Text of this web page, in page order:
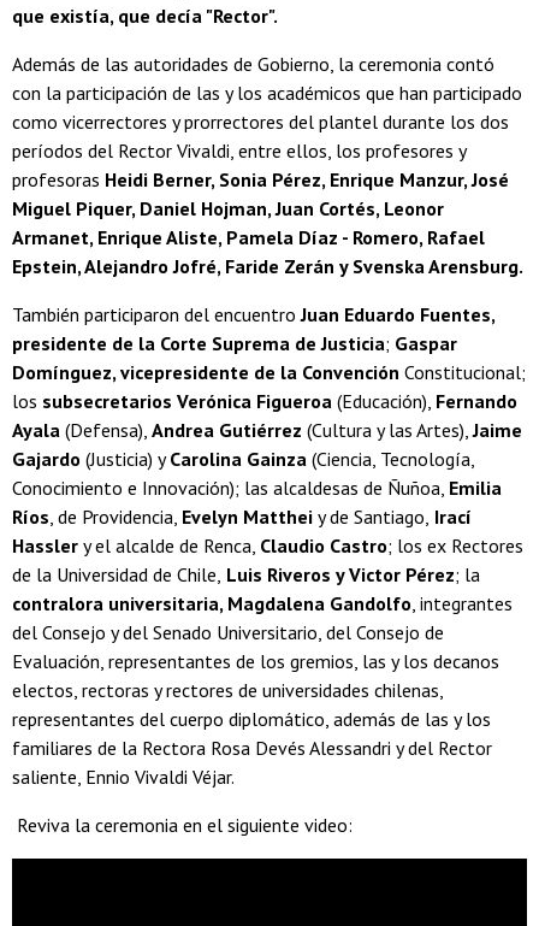
que existía, que decía "Rector".
Además de las autoridades de Gobierno, la ceremonia contó
con la participación de las y los académicos que han participado
como vicerrectores y prorrectores del plantel durante los dos
períodos del Rector Vivaldi, entre ellos, los profesores y
profesoras Heidi Berner, Sonia Pérez, Enrique Manzur, José
Miguel Piquer, Daniel Hojman, Juan Cortés, Leonor
Armanet, Enrique Aliste, Pamela Díaz - Romero, Rafael
Epstein, Alejandro Jofré, Faride Zerán y Svenska Arensburg.
También participaron del encuentroJuan Eduardo Fuentes,
presidente de la Corte Suprema de Justicia; Gaspar
Domínguez, vicepresidente de la Convención Constitucional;
los subsecretarios Verónica Figueroa (Educación), Fernando
Ayala (Defensa), Andrea Gutiérrez (Cultura y las Artes),Jaime
Gajardo (Justicia) yCarolina Gainza (Ciencia, Tecnología,
Conocimiento e Innovación); las alcaldesas de Ñuñoa, Emilia
Ríos , de Providencia, Evelyn Matthei y de Santiago, Irací
Hassler y el alcalde de Renca, Claudio Castro; los ex Rectores
de la Universidad de Chile, Luis Riveros y Victor Pérez; la
contralora universitaria, Magdalena Gandolfo , integrantes
del Consejo y del Senado Universitario, del Consejo de
Evaluación, representantes de los gremios, las y los decanos
electos, rectoras y rectores de universidades chilenas,
representantes del cuerpo diplomático, además de las y los
familiares de la Rectora Rosa Devés Alessandri y del Rector
saliente, Ennio Vivaldi Véjar.
Reviva la ceremonia en el siguiente video: